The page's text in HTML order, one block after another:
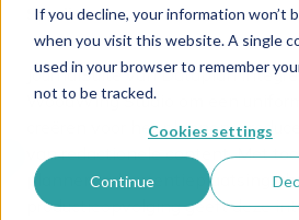
If you decline, your information won’t
when you visit this website. A single
used in your browser to remember
not to be tracked.
Cookies settings
Continue
Studio.
JournalSuite van Dataplan
WoodWing Studio om een
creëren voor het plannen,
van redactionele content. Met
plannen, advertentieplaatsing,
productieopvolging geeft deze